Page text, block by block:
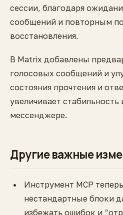
сессии, благодаря
сообщений и повторным
восстановления.
В Matrix добавлены
голосовых сообщений и
состояния прочтения и
увеличивает
мессенджере.
Другие важные
Инструмент MCP
нестандартные блоки
избежать ошибок и